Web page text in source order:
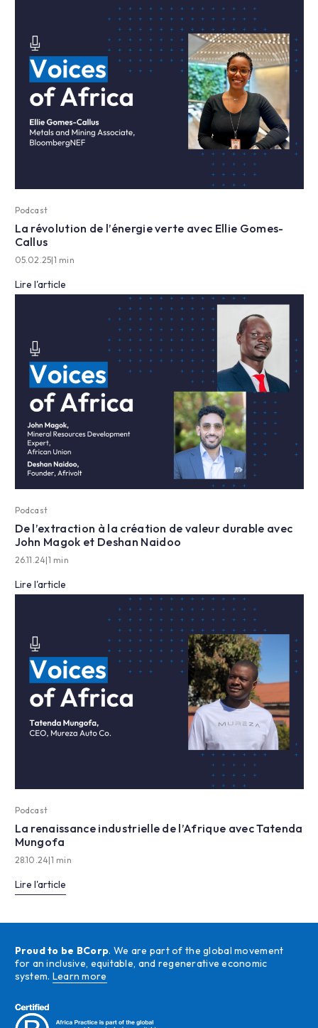
Podcast
La révolution de l’énergie verte avec Ellie Gomes-
Callus
05.02.25|1 min
Lire l'article
Podcast
De l’extraction à la création de valeur durable avec
John Magok et Deshan Naidoo
26.11.24|1 min
Lire l'article
Podcast
La renaissance industrielle de l’Afrique avec Tatenda
Mungofa
28.10.24|1 min
Lire l'article
Proud to be BCorp. We are part of the global movement
for an inclusive, equitable, and regenerative economic
system. Learn more